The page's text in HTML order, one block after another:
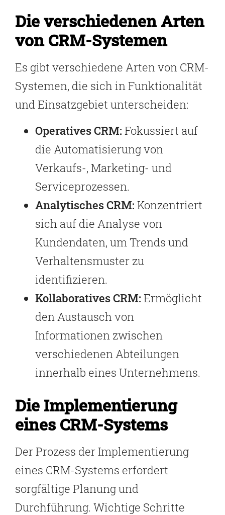
Die verschiedenen Arten
von CRM-Systemen
Es gibt verschiedene Arten von CRM-
Systemen, die sich in Funktionalität
und Einsatzgebiet unterscheiden:
Operatives CRM: Fokussiert auf
die Automatisierung von
Verkaufs-, Marketing- und
Serviceprozessen.
Analytisches CRM: Konzentriert
sich auf die Analyse von
Kundendaten, um Trends und
Verhaltensmuster zu
identifizieren.
Kollaboratives CRM: Ermöglicht
den Austausch von
Informationen zwischen
verschiedenen Abteilungen
innerhalb eines Unternehmens.
Die Implementierung
eines CRM-Systems
Der Prozess der Implementierung
eines CRM-Systems erfordert
sorgfältige Planung und
Durchführung. Wichtige Schritte